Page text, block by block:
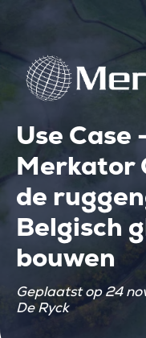
Use Case
Merkator
de
Belgisch
bouwen
Geplaatst op 24
De Ryck